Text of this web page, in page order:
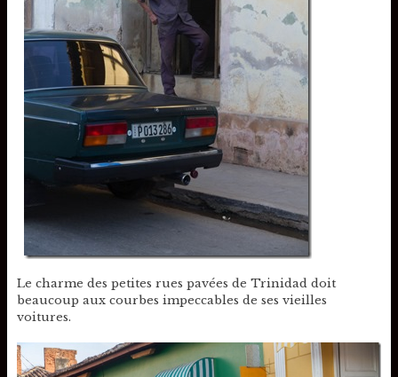
Le charme des petites rues pavées de Trinidad doit
beaucoup aux courbes impeccables de ses vieilles
voitures.